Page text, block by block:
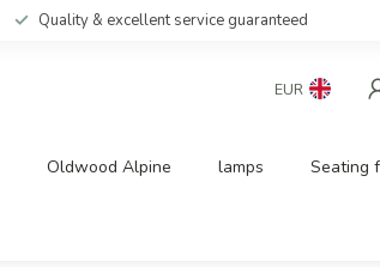
Quality & excellent service guaranteed
EUR
Oldwood Alpine lamps Seating